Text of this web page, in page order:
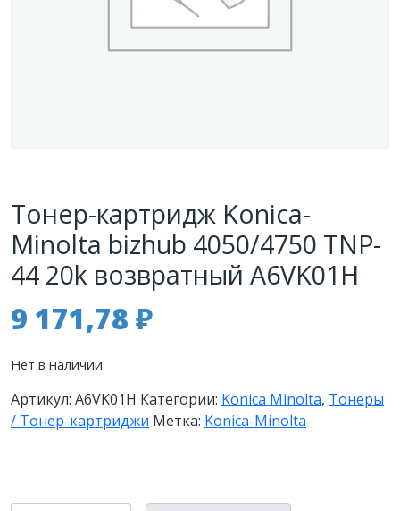
Тонер-картридж Konica-
Minolta bizhub 4050/4750 TNP-
44 20k возвратный A6VK01H
9 171,78 ₽
Нет в наличии
Артикул: A6VK01H Категории: Konica Minolta, Тонеры
/ Тонер-картриджи Метка: Konica-Minolta